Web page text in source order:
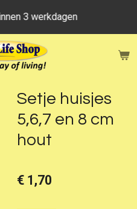
3 werkdagen
Setje huisjes
5,6,7 en 8 cm
hout
€ 1,70